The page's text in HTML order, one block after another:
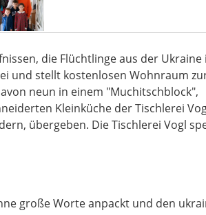
die Flüchtlinge aus der
und stellt kostenlosen Wohnraum
neun in einem "Muchitschblock",
Kleinküche der Tischlerei
übergeben. Die Tischlerei Vogl
große Worte anpackt und den